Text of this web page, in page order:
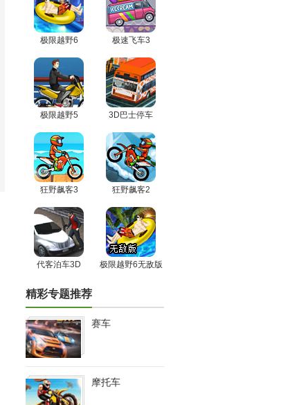
极限越野6 极速飞车3
极限越野5 3D巴士停车
狂野飙客3 狂野飙客2
代客泊车3D 极限越野6无敌版
精彩专题推荐
赛车
摩托车